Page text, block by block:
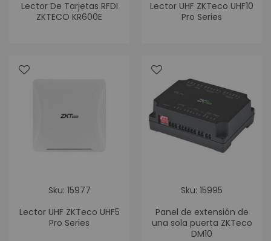
Lector De Tarjetas RFDI
ZKTECO KR600E
Lector UHF ZKTeco UHF10
Pro Series
Sku: 15977
Lector UHF ZKTeco UHF5
Pro Series
Sku: 15995
Panel de extensión de
una sola puerta ZKTeco
DM10